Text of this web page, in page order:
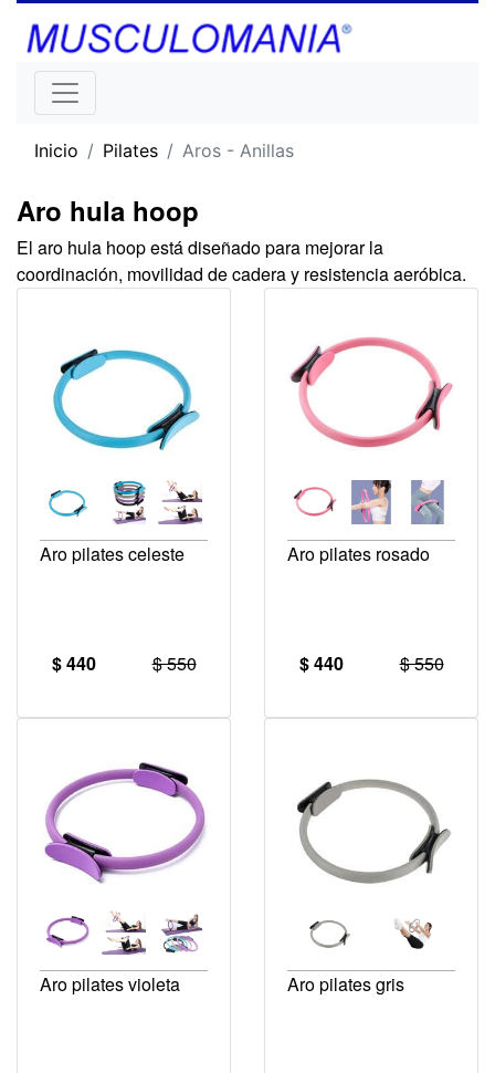
Inicio Pilates Aros - Anillas
Aro hula hoop
El aro hula hoop está diseñado para mejorar la
coordinación, movilidad de cadera y resistencia aeróbica.
Aro pilates celeste
$ 440 $ 550
Aro pilates rosado
$ 440 $ 550
Aro pilates violeta Aro pilates gris